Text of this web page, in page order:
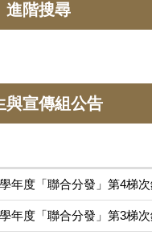
進階搜尋
與宣傳組公告
年度「聯合分發」第4梯
年度「聯合分發」第3梯